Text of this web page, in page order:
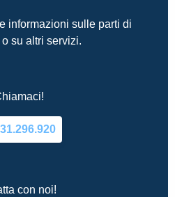
informazioni sulle parti di
su altri servizi.
con noi!